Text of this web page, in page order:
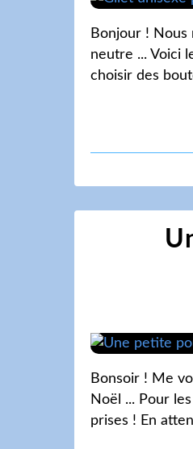
Bonjour ! Nous
neutre ... Voici
choisir des
Bonsoir ! Me
Noël ... Pour
prises ! En